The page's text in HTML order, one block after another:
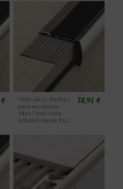
TREP-GK-S - Perfiles
para escaleras
34x17 mm cinta
antideslizante R11
38,91 €